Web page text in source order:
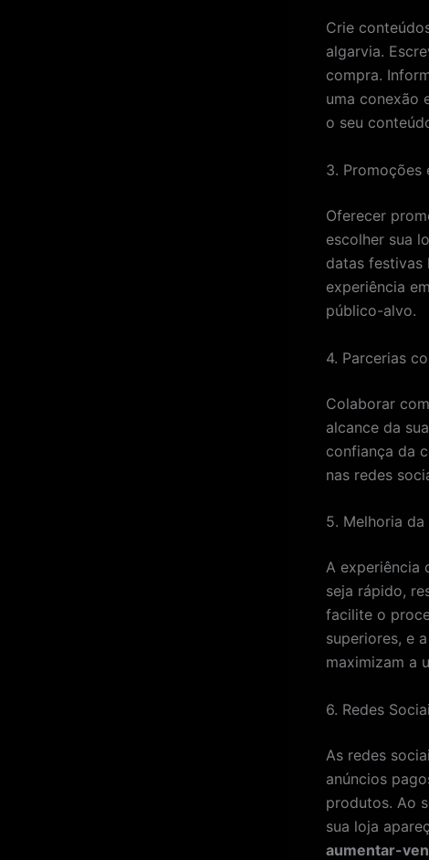
Crie
algarvia.
compra.
uma conexão
o seu
3. Promoções
Oferecer
escolher sua
datas festivas
experiência em
público-alvo.
4. Parcerias
Colaborar
alcance da
confiança da
nas redes
5. Melhoria
A experiência
seja rápido,
facilite o
superiores, e
maximizam a
6. Redes
As redes
anúncios
produtos. Ao
sua loja
aumentar-